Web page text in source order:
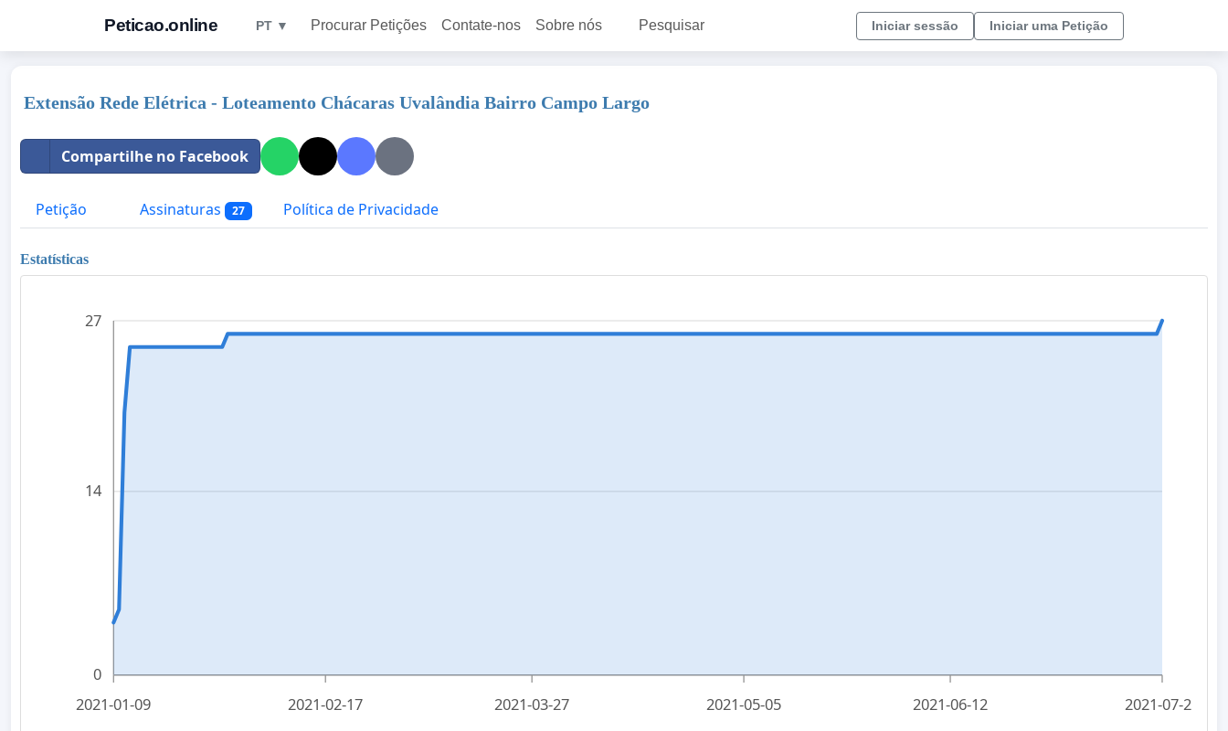
Peticao.online PT ▼ Procurar Petições Contate-nos Sobre nós Pesquisar Iniciar sessão Iniciar uma Petição
Extensão Rede Elétrica - Loteamento Chácaras Uvalândia Bairro Campo Largo
Compartilhe no Facebook
Petição Assinaturas 27 Política de Privacidade
Estatísticas
0
14
27
2021-01-09 2021-02-17 2021-03-27 2021-05-05 2021-06-12 2021-07-21